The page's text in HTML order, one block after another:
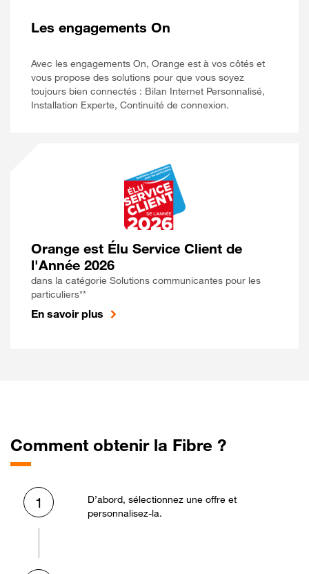
Les engagements On
Avec les engagements On, Orange est à vos côtés et
vous propose des solutions pour que vous soyez
toujours bien connectés : Bilan Internet Personnalisé,
Installation Experte, Continuité de connexion.
Orange est Élu Service Client de
l'Année 2026
dans la catégorie Solutions communicantes pour les
particuliers**
En savoir plus
Comment obtenir la Fibre ?
1
D’abord, sélectionnez une offre et
personnalisez-la.